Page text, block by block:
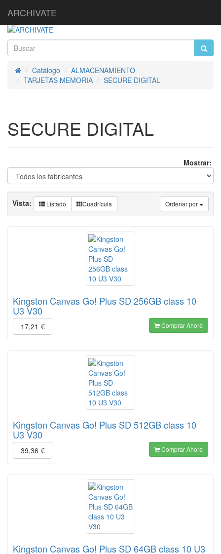
ARCHIVATE
InicioCatálogo
ALMACENAMIENTO
TARJETAS MEMORIA
SECURE DIGITAL
SECURE DIGITAL
Mostrar:
Ordenar por
Vista: Listado Cuadrícula
Kingston Canvas Go! Plus SD 256GB class 10
U3 V30
17,21 € Comprar Ahora
Kingston Canvas Go! Plus SD 512GB class 10
U3 V30
39,36 € Comprar Ahora
Kingston Canvas Go! Plus SD 64GB class 10 U3